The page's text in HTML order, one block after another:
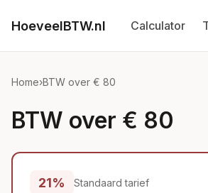
HoeveelBTW.nl Calculator
Home›BTW over € 80
BTW over € 80
21% Standaard tarief